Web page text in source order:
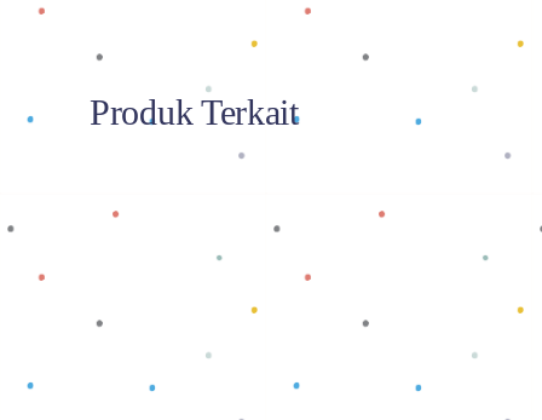
Produk Terkait
Baca selengkapnya